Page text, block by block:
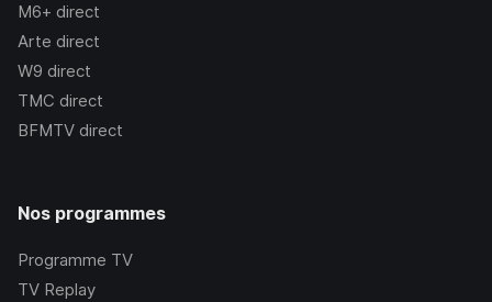
M6+ direct
Arte direct
W9 direct
TMC direct
BFMTV direct
Nos programmes
Programme TV
TV Replay